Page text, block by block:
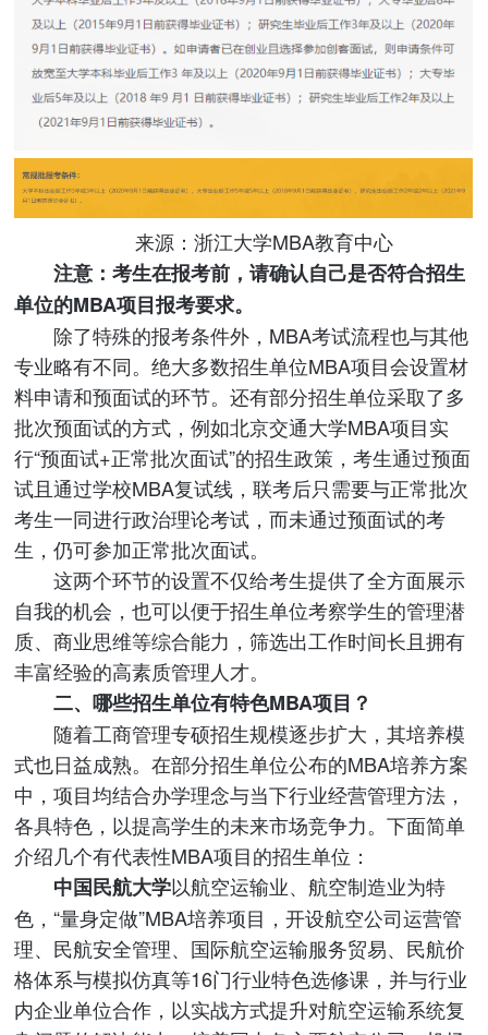
来源：浙江大学MBA教育中心
注意：考生在报考前，请确认自己是否符合招生
单位的MBA项目报考要求。
除了特殊的报考条件外，MBA考试流程也与其他
专业略有不同。绝大多数招生单位MBA项目会设置材
料申请和预面试的环节。还有部分招生单位采取了多
批次预面试的方式，例如北京交通大学MBA项目实
行“预面试+正常批次面试”的招生政策，考生通过预面
试且通过学校MBA复试线，联考后只需要与正常批次
考生一同进行政治理论考试，而未通过预面试的考
生，仍可参加正常批次面试。
这两个环节的设置不仅给考生提供了全方面展示
自我的机会，也可以便于招生单位考察学生的管理潜
质、商业思维等综合能力，筛选出工作时间长且拥有
丰富经验的高素质管理人才。
二、哪些招生单位有特色MBA项目？
随着工商管理专硕招生规模逐步扩大，其培养模
式也日益成熟。在部分招生单位公布的MBA培养方案
中，项目均结合办学理念与当下行业经营管理方法，
各具特色，以提高学生的未来市场竞争力。下面简单
介绍几个有代表性MBA项目的招生单位：
中国民航大学以航空运输业、航空制造业为特
色，“量身定做”MBA培养项目，开设航空公司运营管
理、民航安全管理、国际航空运输服务贸易、民航价
格体系与模拟仿真等16门行业特色选修课，并与行业
内企业单位合作，以实战方式提升对航空运输系统复